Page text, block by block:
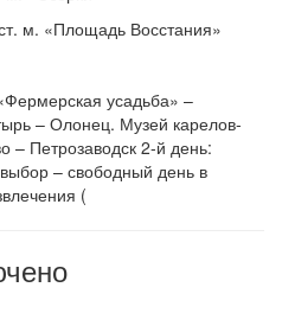
м. «Площадь Восстания»
усадьба» –
– Олонец. Музей карелов-
– Петрозаводск 2-й день:
– свободный день в
(